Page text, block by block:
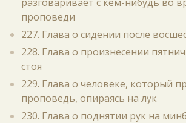
проповеди
227. Глава о сидении после
228. Глава о произнесении
стоя
229. Глава о человеке, который
проповедь, опираясь на лук
230. Глава о поднятии рук на